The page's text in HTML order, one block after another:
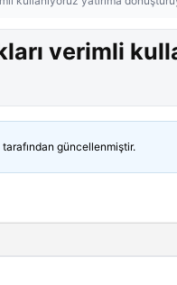
verimli
tarafından güncellenmiştir.